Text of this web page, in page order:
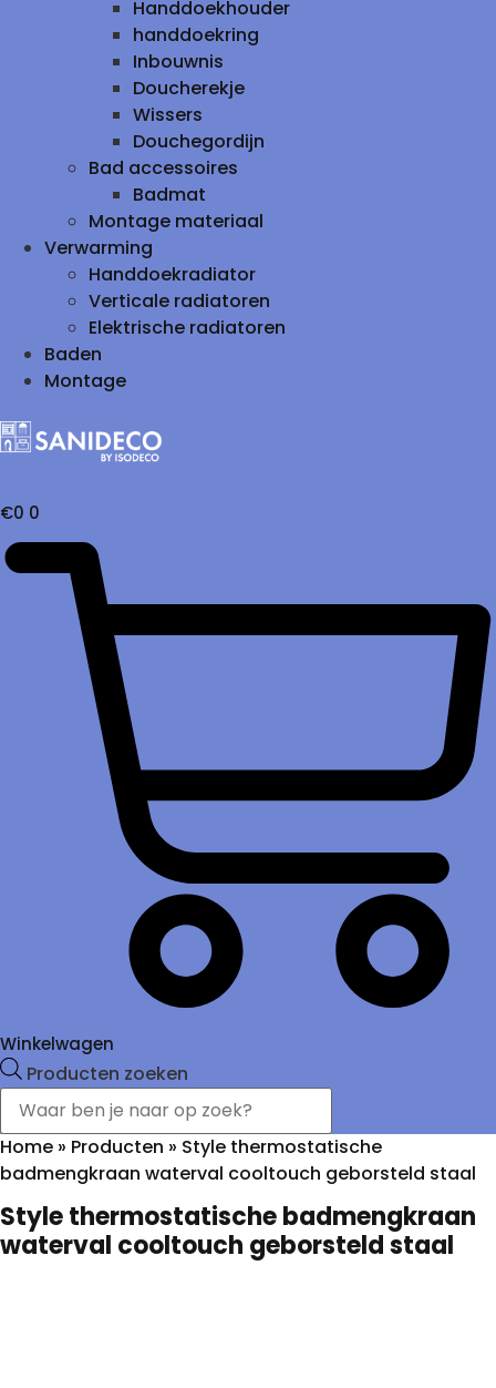
Handdoekhouder
handdoekring
Inbouwnis
Doucherekje
Wissers
Douchegordijn
Bad accessoires
Badmat
Montage materiaal
Verwarming
Handdoekradiator
Verticale radiatoren
Elektrische radiatoren
Baden
Montage
€0 0
Winkelwagen
Producten zoeken
Home » Producten » Style thermostatische
badmengkraan waterval cooltouch geborsteld staal
Style thermostatische badmengkraan
waterval cooltouch geborsteld staal